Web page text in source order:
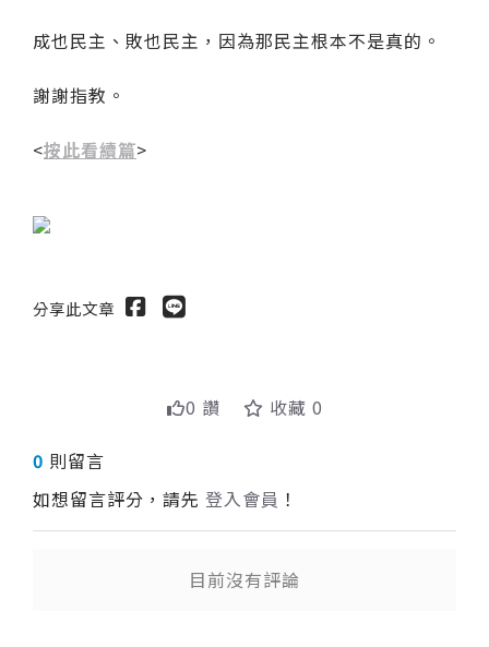
成也民主、敗也民主，因為那民主根本不是真的。
謝謝指教。
<按此看續篇>
分享此文章
0 讚 收藏 0
0 則留言
如想留言評分，請先 登入會員 ！
目前沒有評論